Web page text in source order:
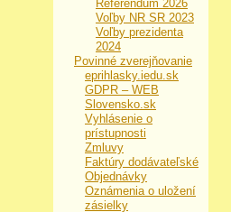
Referendum 2026
Voľby NR SR 2023
Voľby prezidenta
2024
Povinné zverejňovanie
eprihlasky.iedu.sk
GDPR – WEB
Slovensko.sk
Vyhlásenie o
prístupnosti
Zmluvy
Faktúry dodávateľské
Objednávky
Oznámenia o uložení
zásielky